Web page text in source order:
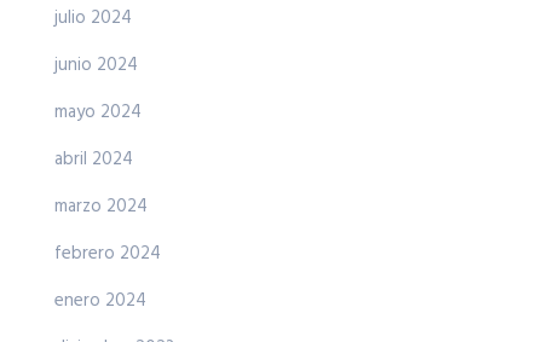
julio 2024
junio 2024
mayo 2024
abril 2024
marzo 2024
febrero 2024
enero 2024